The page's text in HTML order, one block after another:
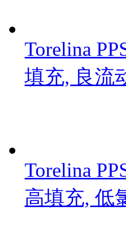
Torelina
填充, 良流
Torelina
高填充, 低